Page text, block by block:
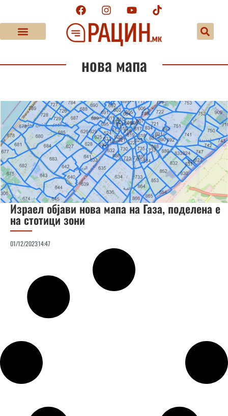
нова мапа
Израел објави нова мапа на Газа, поделена е
на стотици зони
01/12/202314:47